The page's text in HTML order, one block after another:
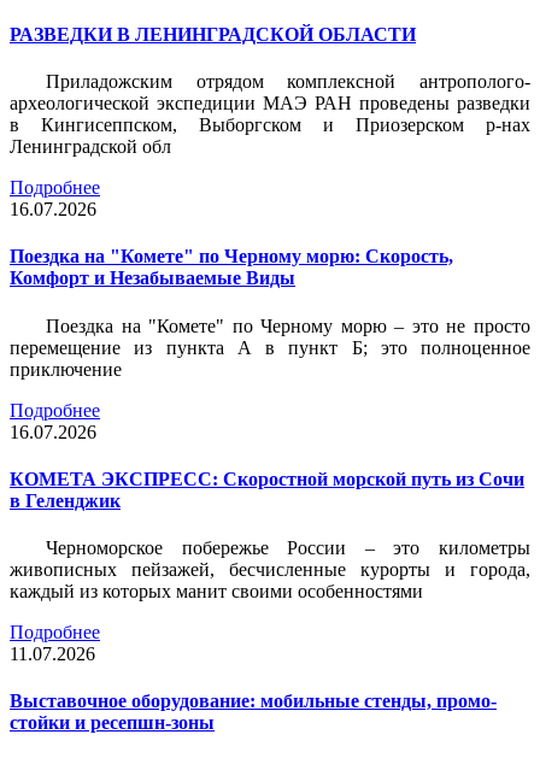
РАЗВЕДКИ В ЛЕНИНГРАДСКОЙ ОБЛАСТИ
Приладожским отрядом комплексной антрополого-
археологической экспедиции МАЭ РАН проведены разведки
в Кингисеппском, Выборгском и Приозерском р-нах
Ленинградской обл
Подробнее
16.07.2026
Поездка на "Комете" по Черному морю: Скорость,
Комфорт и Незабываемые Виды
Поездка на "Комете" по Черному морю – это не просто
перемещение из пункта А в пункт Б; это полноценное
приключение
Подробнее
16.07.2026
КОМЕТА ЭКСПРЕСС: Скоростной морской путь из Сочи
в Геленджик
Черноморское побережье России – это километры
живописных пейзажей, бесчисленные курорты и города,
каждый из которых манит своими особенностями
Подробнее
11.07.2026
Выставочное оборудование: мобильные стенды, промо-
стойки и ресепшн-зоны